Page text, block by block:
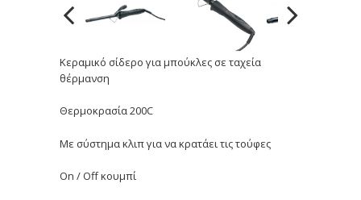
Κεραμικό σίδερο για μπούκλες σε ταχεία
θέρμανση
Θερμοκρασία 200C
Με σύστημα κλιπ για να κρατάει τις τούφες
On / Off κουμπί